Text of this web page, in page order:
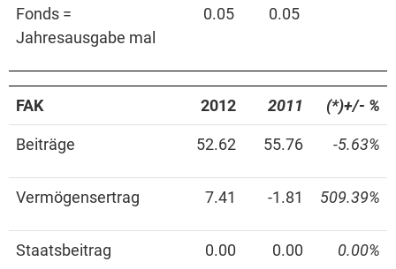
Fonds =
Jahresausgabe mal
0.05 0.05
FAK 2012 2011 (*)+/- %
Beiträge 52.62 55.76 -5.63%
Vermögensertrag 7.41 -1.81 509.39%
Staatsbeitrag 0.00 0.00 0.00%